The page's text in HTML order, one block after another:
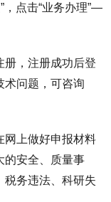
，点击“业务办理”—
册，注册成功后登
术问题，可咨询
网上做好申报材料
的安全、质量事
税务违法、科研失